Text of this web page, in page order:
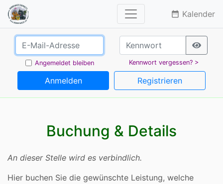
date_range Kalender
Angemeldet bleiben Kennwort vergessen? >
Anmelden Registrieren
Buchung & Details
An dieser Stelle wird es verbindlich.
Hier buchen Sie die gewünschte Leistung, welche